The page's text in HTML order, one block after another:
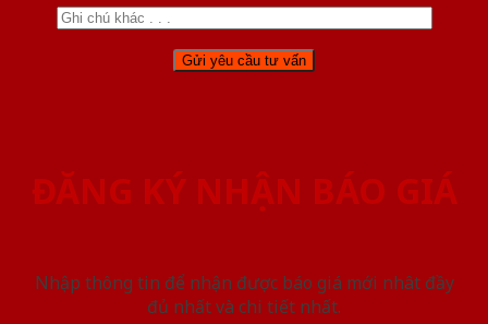
ĐĂNG KÝ NHẬN BÁO GIÁ
Nhập thông tin để nhận được báo giá mới nhât đầy
đủ nhất và chi tiết nhất.